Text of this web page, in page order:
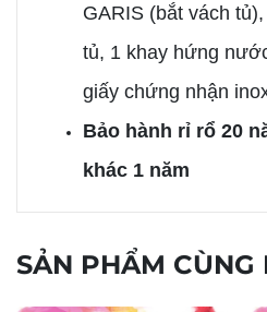
GARIS (bắt vách
tủ, 1 khay hứng
giấy chứng nhận
Bảo hành rỉ rổ 20
khác 1 năm
SẢN PHẨM CÙNG